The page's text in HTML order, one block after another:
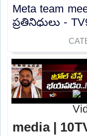
Meta team
ప్రతినిధులు -
media |